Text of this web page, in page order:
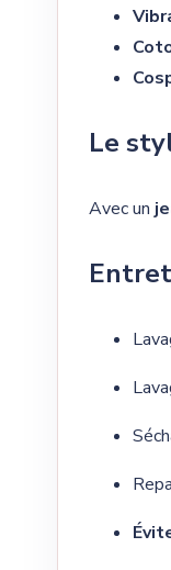
Le
Avec un